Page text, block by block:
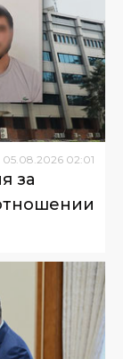
05 08 2026 02:01
за